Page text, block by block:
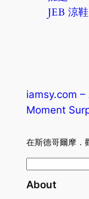
JEB 涼鞋
iamsy.com
Moment
在斯德哥爾摩．
e
About